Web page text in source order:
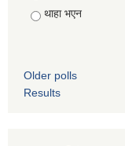
थाहा भएन
Older polls
Results